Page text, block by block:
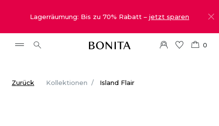
Lagerräumung: Bis zu 70% Rabatt – jetzt sparen
0
Zurück Kollektionen Island Flair